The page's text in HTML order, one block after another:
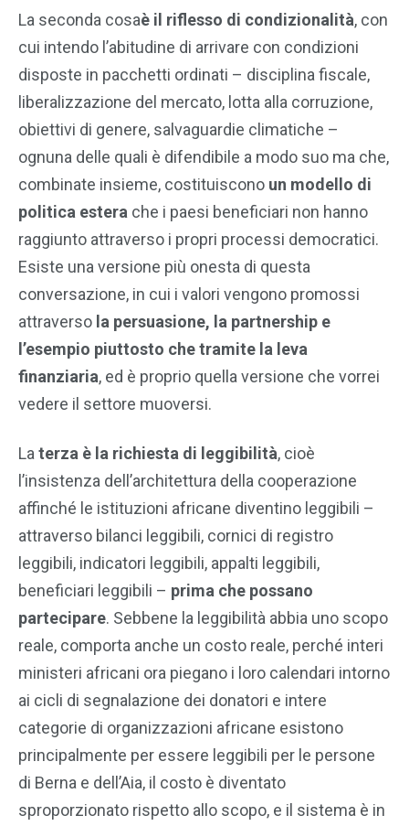
La seconda cosaè il riflesso di condizionalità, con
cui intendo l’abitudine di arrivare con condizioni
disposte in pacchetti ordinati – disciplina fiscale,
liberalizzazione del mercato, lotta alla corruzione,
obiettivi di genere, salvaguardie climatiche –
ognuna delle quali è difendibile a modo suo ma che,
combinate insieme, costituiscono un modello di
politica estera che i paesi beneficiari non hanno
raggiunto attraverso i propri processi democratici.
Esiste una versione più onesta di questa
conversazione, in cui i valori vengono promossi
attraverso la persuasione, la partnership e
l’esempio piuttosto che tramite la leva
finanziaria, ed è proprio quella versione che vorrei
vedere il settore muoversi.
Laterza è la richiesta di leggibilità, cioè
l’insistenza dell’architettura della cooperazione
affinché le istituzioni africane diventino leggibili –
attraverso bilanci leggibili, cornici di registro
leggibili, indicatori leggibili, appalti leggibili,
beneficiari leggibili – prima che possano
partecipare. Sebbene la leggibilità abbia uno scopo
reale, comporta anche un costo reale, perché interi
ministeri africani ora piegano i loro calendari intorno
ai cicli di segnalazione dei donatori e intere
categorie di organizzazioni africane esistono
principalmente per essere leggibili per le persone
di Berna e dell’Aia, il costo è diventato
sproporzionato rispetto allo scopo, e il sistema è in